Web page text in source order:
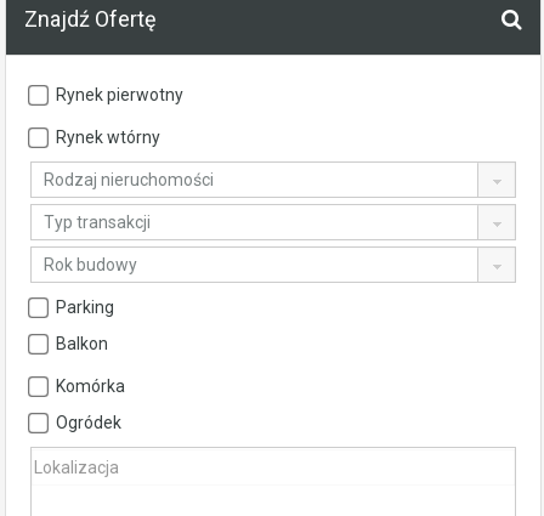
Znajdź Ofertę
Rynek pierwotny
Rynek wtórny
Rodzaj nieruchomości
Typ transakcji
Rok budowy
Parking
Balkon
Komórka
Ogródek